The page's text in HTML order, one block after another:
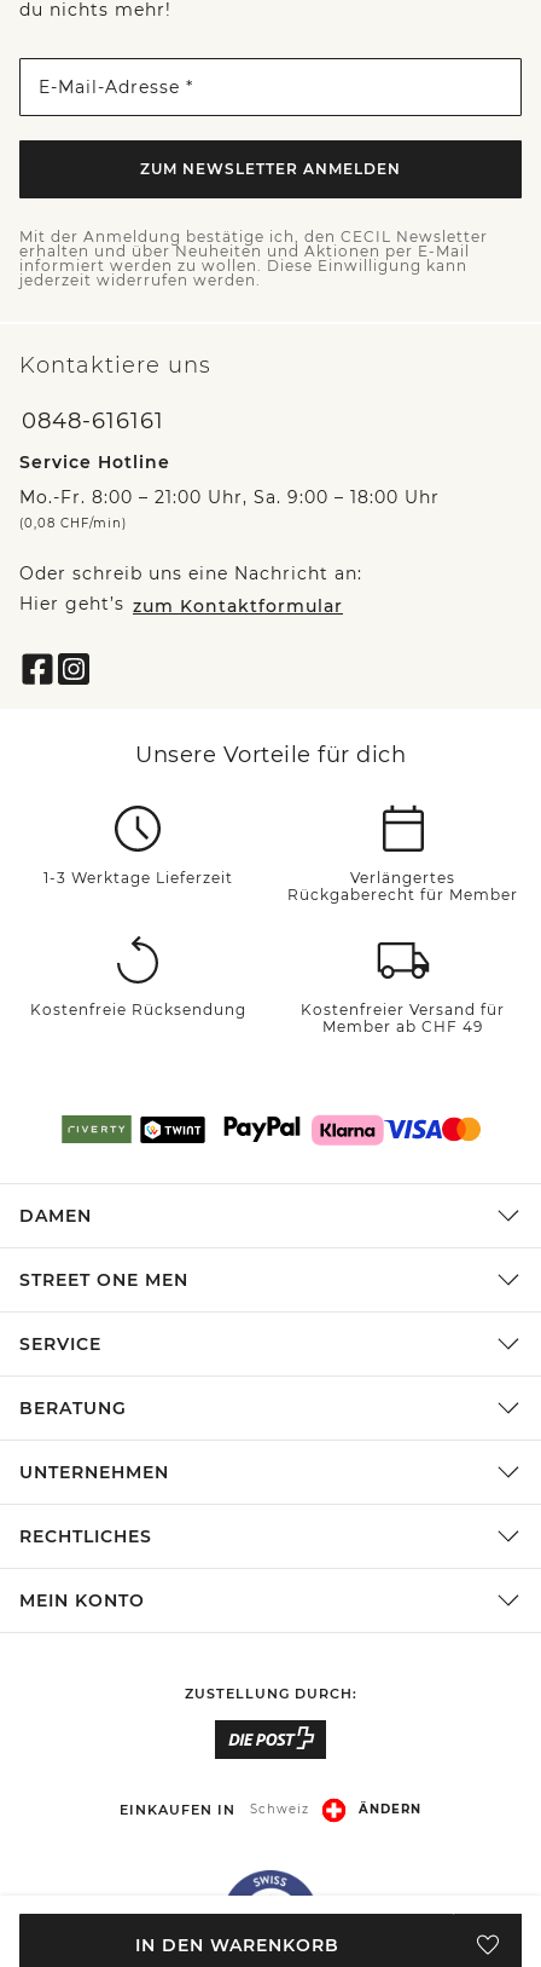
IN DEN WARENKORB
du nichts mehr!
E-Mail-Adresse *
ZUM NEWSLETTER ANMELDEN
Mit der Anmeldung bestätige ich, den CECIL Newsletter
erhalten und über Neuheiten und Aktionen per E-Mail
informiert werden zu wollen. Diese Einwilligung kann
jederzeit widerrufen werden.
Kontaktiere uns
0848-616161
Service Hotline
Mo.-Fr. 8:00 – 21:00 Uhr, Sa. 9:00 – 18:00 Uhr
(0,08 CHF/min)
Oder schreib uns eine Nachricht an:
Hier geht’s zum Kontaktformular
Unsere Vorteile für dich
1-3 Werktage Lieferzeit
Verlängertes
Rückgaberecht für Member
Kostenfreie Rücksendung
Kostenfreier Versand für
Member ab CHF 49
DAMEN
STREET ONE MEN
SERVICE
BERATUNG
UNTERNEHMEN
RECHTLICHES
MEIN KONTO
ZUSTELLUNG DURCH:
EINKAUFEN IN Schweiz ÄNDERN